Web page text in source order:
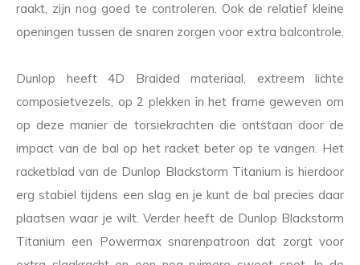
raakt, zijn nog goed te controleren. Ook de relatief kleine
openingen tussen de snaren zorgen voor extra balcontrole.
Dunlop heeft 4D Braided materiaal, extreem lichte
composietvezels, op 2 plekken in het frame geweven om
op deze manier de torsiekrachten die ontstaan door de
impact van de bal op het racket beter op te vangen. Het
racketblad van de Dunlop Blackstorm Titanium is hierdoor
erg stabiel tijdens een slag en je kunt de bal precies daar
plaatsen waar je wilt. Verder heeft de Dunlop Blackstorm
Titanium een Powermax snarenpatroon dat zorgt voor